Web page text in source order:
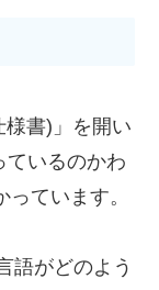
書)」を開い
いるのかわ
ています。
語がどのよう